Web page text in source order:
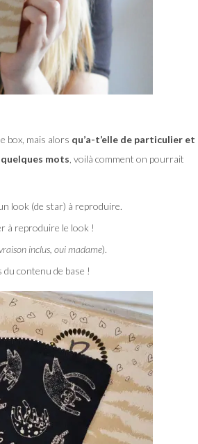
box, mais alors qu’a-t’elle de particulier et
quelques mots , voilà comment on pourrait
look (de star) à reproduire.
à reproduire le look !
inclus, oui madame).
contenu de base !